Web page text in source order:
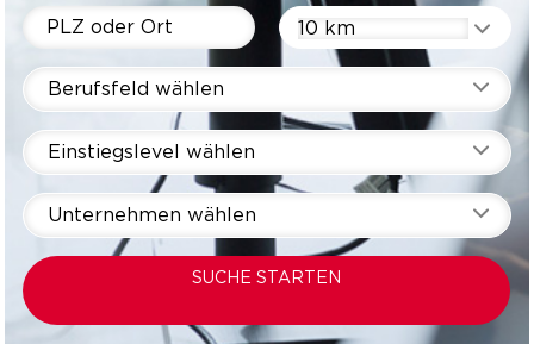
10 km
Berufsfeld wählen
Einstiegslevel wählen
Unternehmen wählen
SUCHE STARTEN